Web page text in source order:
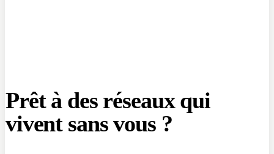
Prêt à des réseaux qui
vivent sans vous ?